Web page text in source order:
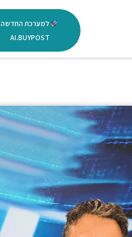
למערכת החדשה
AI.BUYPOST